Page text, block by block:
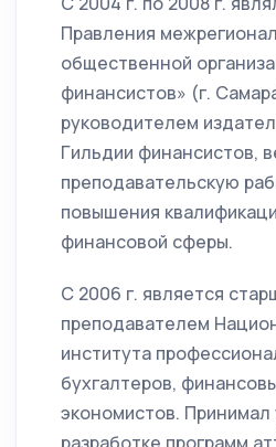
Правления
общественной
финансистов» (г.
руководителем
Гильдии финансистов,
преподавательскую
повышения
финансовой сферы.
С 2006 г. является
преподавателем
института
бухгалтеров,
экономистов. Принимал